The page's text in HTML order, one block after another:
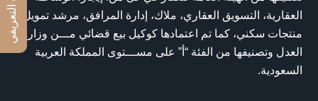
العقارية، التسويق العقاري، ملاك، إدارة المرافق، مرشد تمويل
منتجات سكني، كما تم اعتمادها كوكيل بيع قضائي مـــن وزارة
العدل وتصنيفها من الفئة “أ” على مســـتوى المملكة العربية
السعودية.